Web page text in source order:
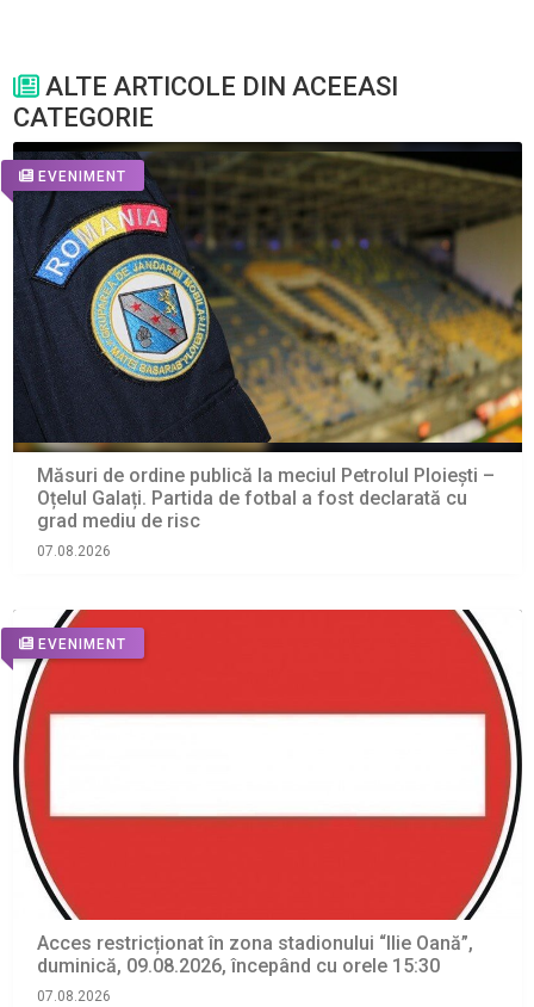
ALTE ARTICOLE DIN ACEEASI
CATEGORIE
EVENIMENT
Măsuri de ordine publică la meciul Petrolul Ploiești –
Oțelul Galați. Partida de fotbal a fost declarată cu
grad mediu de risc
07.08.2026
EVENIMENT
Acces restricționat în zona stadionului “Ilie Oană”,
duminică, 09.08.2026, începând cu orele 15:30
07.08.2026